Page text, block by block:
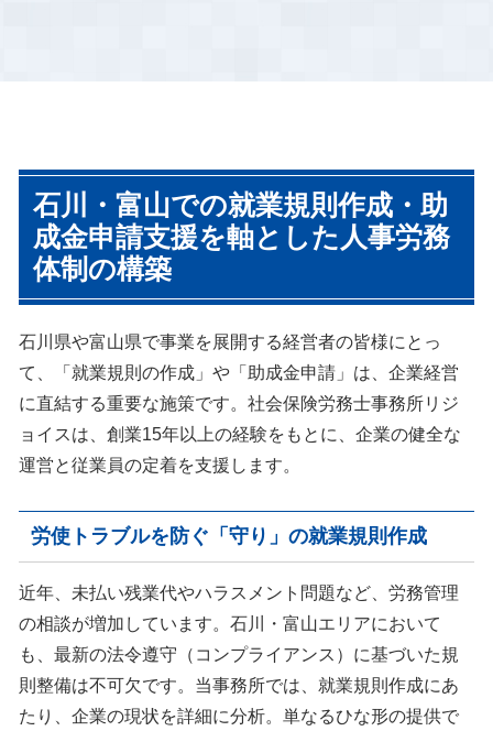
労働基準監督署調査では従業員
数10人以上の事業所は必ず確認
される事項が就業規則の有無で
す。
就業規則は調査対応件数以上に
作成しており、企業規模にあっ
ニマムサイズから、数百名規模
の事業所で附属規程の多い、人
事総務担当者がマニュアルとし
て利用できるようなものまでサ
労務調査ではまず企業の現状を
細かくチェックしていき、問題
となっていること、問題となり
得ることを浮き彫りにしていき
ます。そのうえで、見えてきた
り組まないことによるリスクな
どを確認していきます。もちろ
ん、浮き彫りになった問題点に
対してい、どのように予防策を
せていただき、問題を未然に防
ぐサポートをさせていただきま
す。
石川・富山での就業規則作成・助
成金申請支援を軸とした人事労務
体制の構築
石川県や富山県で事業を展開する経営者の皆様にとっ
て、「就業規則の作成」や「助成金申請」は、企業経営
に直結する重要な施策です。社会保険労務士事務所リジ
ョイスは、創業15年以上の経験をもとに、企業の健全な
運営と従業員の定着を支援します。
労使トラブルを防ぐ「守り」の就業規則作成
近年、未払い残業代やハラスメント問題など、労務管理
の相談が増加しています。石川・富山エリアにおいて
も、最新の法令遵守（コンプライアンス）に基づいた規
則整備は不可欠です。当事務所では、就業規則作成にあ
たり、企業の現状を詳細に分析。単なるひな形の提供で